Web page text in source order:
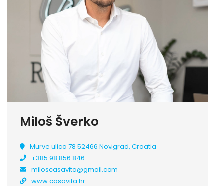
Miloš Šverko
Murve ulica 78 52466 Novigrad, Croatia
+385 98 856 846
miloscasavita@gmail.com
www.casavita.hr